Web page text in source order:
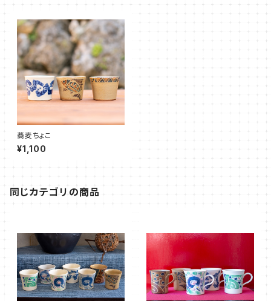
蕎麦ちょこ
¥1,100
同じカテゴリの商品